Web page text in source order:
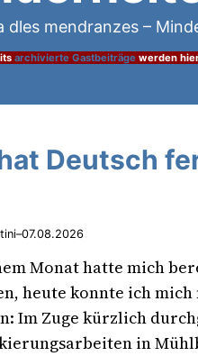
dles mendranzes –
archivierte Gastbeiträge werden
Deutsch
–07.08.2026
Monat hatte mich
heute konnte ich
Im Zuge kürzlich
in